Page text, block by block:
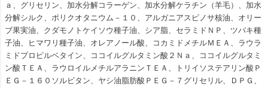
ａ、グリセリン、加水分解コラーゲン、加水分解ケラチン（羊毛）、加水
分解シルク、ポリクオタニウム－１０、アルガニアスピノサ核油、オリー
ブ果実油、クダモノトケイソウ種子油、シア脂、セラミドＮＰ、ツバキ種
子油、ヒマワリ種子油、オレアノール酸、コカミドメチルＭＥＡ、ラウラ
ミドプロピルベタイン、ココイルグルタミン酸２Ｎａ、ココイルグルタミ
ン酸ＴＥＡ、ラウロイルメチルアラニンＴＥＡ、トリイソステアリン酸Ｐ
ＥＧ－１６０ソルビタン、ヤシ油脂肪酸ＰＥＧ－７グリセリル、ＤＰＧ、